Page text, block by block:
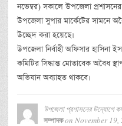
নভেম্বর) সকালে উপজেলা
উপজেলা সুপার মার্কেটের সামনে
উচ্ছেদ করা হয়েছে।
উপজেলা নির্বাহী অফিসার
কমিটির সিদ্ধান্ত মোতাবেক অবৈধ
অভিযান অব্যাহত থাকবে।
উপজেলা প্রশাসনের উদ্যোগে
সম্পাদকon November 19,